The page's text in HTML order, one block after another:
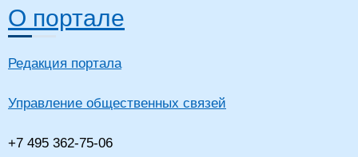
О портале
Редакция портала
Управление общественных связей
+7 495 362-75-06